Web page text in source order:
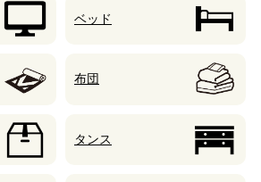
ベッド
布団
タンス